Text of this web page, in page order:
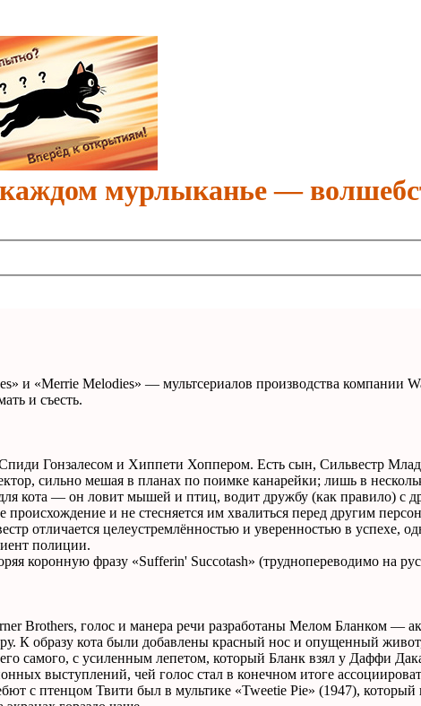
мурлыканье —
и «Merrie Melodies» — мультсериалов производства компании
и съесть.
Спиди Гонзалесом и Хиппети Хоппером. Есть сын, Сильвестр
сильно мешая в планах по поимке канарейки; лишь в
кота — он ловит мышей и птиц, водит дружбу (как правило) с
происхождение и не стесняется им хвалиться перед другим
отличается целеустремлённостью и уверенностью в успехе,
полиции.
коронную фразу «Sufferin' Succotash» (труднопереводимо на
Brothers, голос и манера речи разработаны Мелом Бланком —
К образу кота были добавлены красный нос и опущенный
самого, с усиленным лепетом, который Бланк взял у Даффи
выступлений, чей голос стал в конечном итоге
с птенцом Твити был в мультике «Tweetie Pie» (1947),